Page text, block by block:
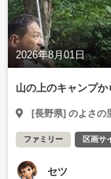
2026年8月01日
山の上のキャンプ
[長野県] のよさの
ファミリー 区画サ
セツ